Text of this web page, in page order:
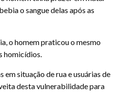
o sangue delas após as
o homem praticou o mesmo
homicídios.
em situação de rua e usuárias de
desta vulnerabilidade para